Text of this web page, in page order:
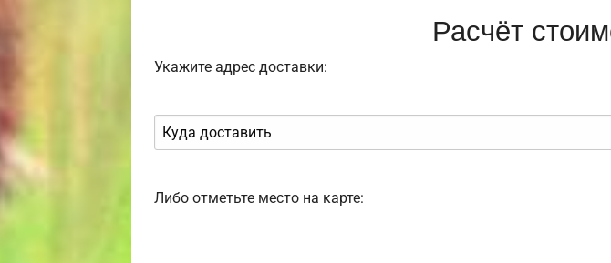
Расчёт
Укажите адрес доставки:
Либо отметьте место на карте: